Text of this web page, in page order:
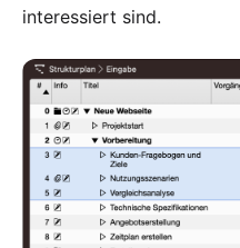
interessiert sind.